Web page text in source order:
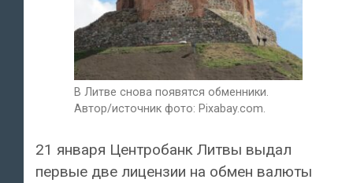
В Литве снова появятся обменники.
Автор/источник фото: Pixabay.com.
21 января Центробанк Литвы выдал
первые две лицензии на обмен валюты